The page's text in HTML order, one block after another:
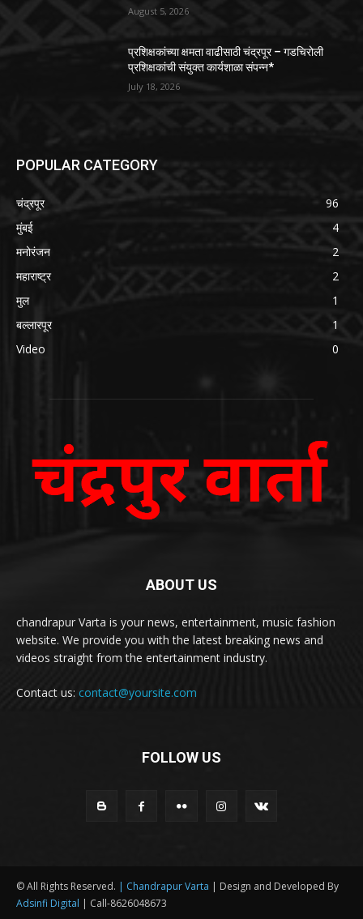
August 5, 2026
प्रशिक्षकांच्या क्षमता वाढीसाठी चंद्रपूर – गडचिरोली
प्रशिक्षकांची संयुक्त कार्यशाळा संपन्न*
July 18, 2026
POPULAR CATEGORY
चंद्रपूर
96
मुंबई
4
मनोरंजन
2
महाराष्ट्र
2
मुल
1
बल्लारपूर
1
Video
0
ABOUT US
chandrapur Varta is your news, entertainment, music fashion
website. We provide you with the latest breaking news and
videos straight from the entertainment industry.
Contact us: contact@yoursite.com
FOLLOW US
© All Rights Reserved. | Chandrapur Varta | Design and Developed By
Adsinfi Digital | Call-8626048673